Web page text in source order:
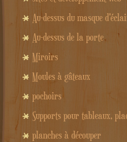
Au-dessus du masque
Au-dessus de la porte
Miroirs
Moules à gâteaux
pochoirs
Supports pour tableaux,
planches à découper